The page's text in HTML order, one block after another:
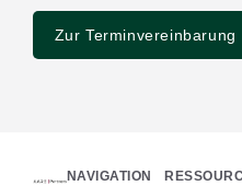
Zur Terminvereinbarung
NAVIGATION